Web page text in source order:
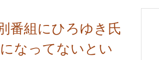
番組にひろゆき氏
なってないとい